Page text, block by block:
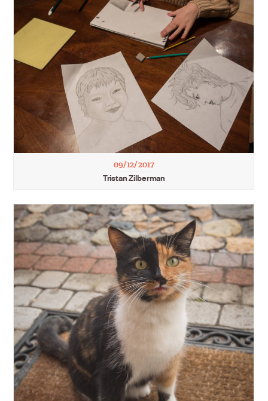
09/12/2017
Tristan Zilberman